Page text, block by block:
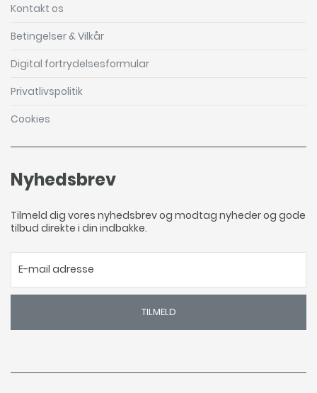
Kontakt os
Betingelser & Vilkår
Digital fortrydelsesformular
Privatlivspolitik
Cookies
Nyhedsbrev
Tilmeld dig vores nyhedsbrev og modtag nyheder og gode
tilbud direkte i din indbakke.
TILMELD